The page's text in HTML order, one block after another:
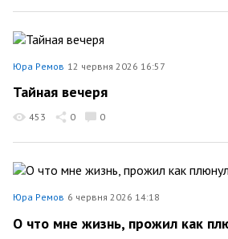
Юра Ремов 12 червня 2026 16:57
Тайная вечеря
453 0 0
Юра Ремов 6 червня 2026 14:18
О что мне жизнь, прожил как